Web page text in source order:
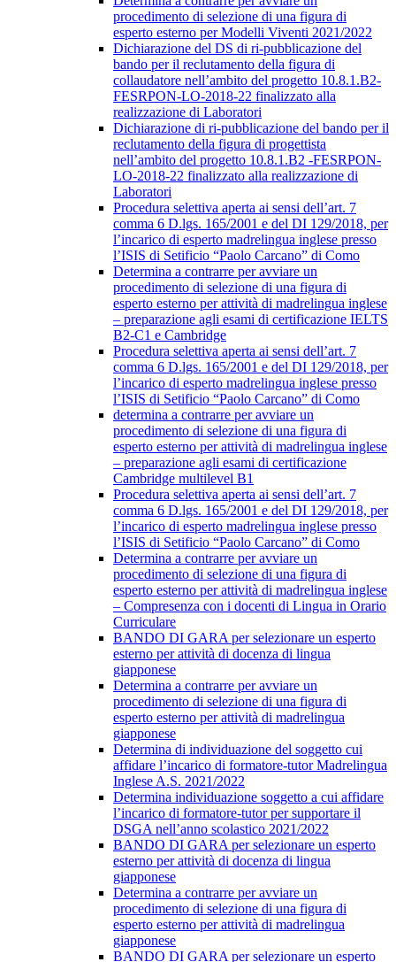
procedimento di selezione di una figura di
esperto esterno per Modelli Viventi 2021/2022
Dichiarazione del DS di ri-pubblicazione del
bando per il reclutamento della figura di
collaudatore nell’ambito del progetto 10.8.1.B2-
FESRPON-LO-2018-22 finalizzato alla
realizzazione di Laboratori
Dichiarazione di ri-pubblicazione del bando per il
reclutamento della figura di progettista
nell’ambito del progetto 10.8.1.B2 -FESRPON-
LO-2018-22 finalizzato alla realizzazione di
Laboratori
Procedura selettiva aperta ai sensi dell’art. 7
comma 6 D.lgs. 165/2001 e del DI 129/2018, per
l’incarico di esperto madrelingua inglese presso
l’ISIS di Setificio “Paolo Carcano” di Como
Determina a contrarre per avviare un
procedimento di selezione di una figura di
esperto esterno per attività di madrelingua inglese
– preparazione agli esami di certificazione IELTS
B2-C1 e Cambridge
Procedura selettiva aperta ai sensi dell’art. 7
comma 6 D.lgs. 165/2001 e del DI 129/2018, per
l’incarico di esperto madrelingua inglese presso
l’ISIS di Setificio “Paolo Carcano” di Como
determina a contrarre per avviare un
procedimento di selezione di una figura di
esperto esterno per attività di madrelingua inglese
– preparazione agli esami di certificazione
Cambridge multilevel B1
Procedura selettiva aperta ai sensi dell’art. 7
comma 6 D.lgs. 165/2001 e del DI 129/2018, per
l’incarico di esperto madrelingua inglese presso
l’ISIS di Setificio “Paolo Carcano” di Como
Determina a contrarre per avviare un
procedimento di selezione di una figura di
esperto esterno per attività di madrelingua inglese
– Compresenza con i docenti di Lingua in Orario
Curriculare
BANDO DI GARA per selezionare un esperto
esterno per attività di docenza di lingua
giapponese
Determina a contrarre per avviare un
procedimento di selezione di una figura di
esperto esterno per attività di madrelingua
giapponese
Determina di individuazione del soggetto cui
affidare l’incarico di formatore-tutor Madrelingua
Inglese A.S. 2021/2022
Determina individuazione soggetto a cui affidare
l’incarico di formatore-tutor per supportare il
DSGA nell’anno scolastico 2021/2022
BANDO DI GARA per selezionare un esperto
esterno per attività di docenza di lingua
giapponese
Determina a contrarre per avviare un
procedimento di selezione di una figura di
esperto esterno per attività di madrelingua
giapponese
BANDO DI GARA per selezionare un esperto